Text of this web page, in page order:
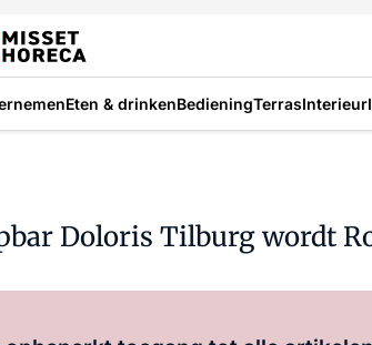
Eten & drinkenBedieningTerrasInterieur
Doloris Tilburg wordt